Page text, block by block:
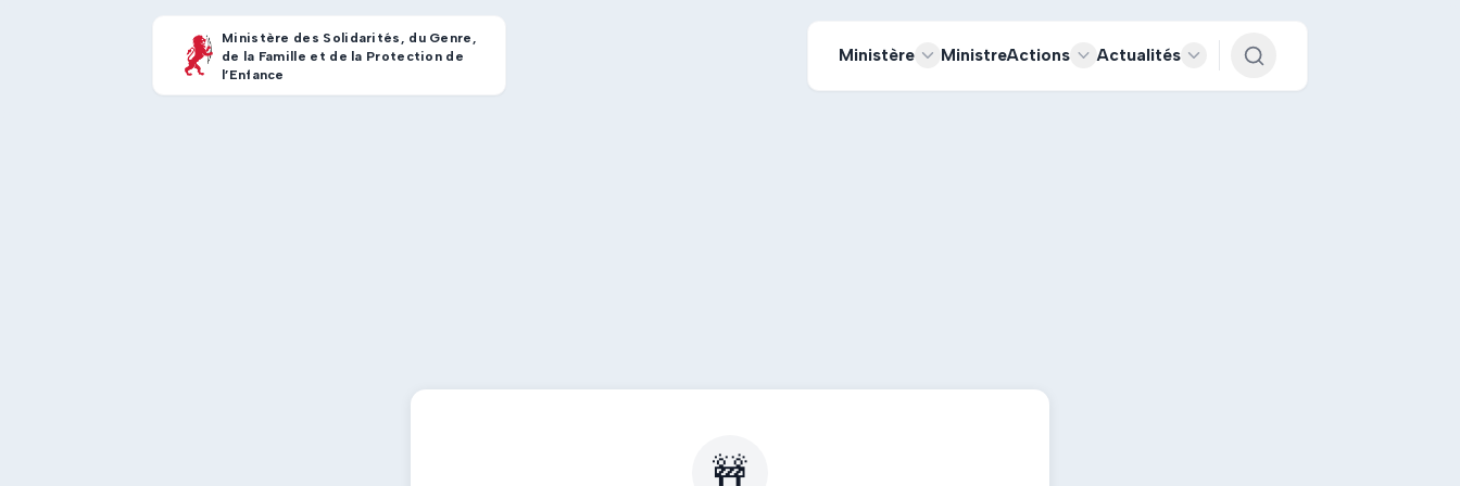
Ministère des Solidarités, du Genre,
de la Famille et de la Protection de
l’Enfance
Ministère MinistreActions Actualités
🚧